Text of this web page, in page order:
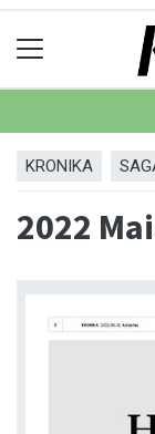
KRONIKA
2022